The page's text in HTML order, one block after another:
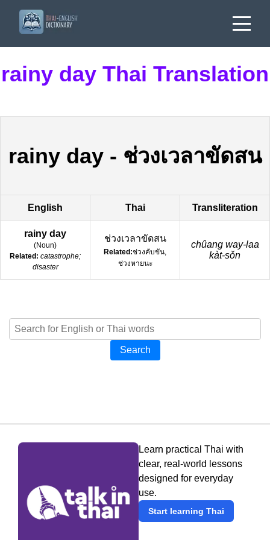
rainy day Thai Translation
rainy day- ช่วงเวลาขัดสน
English Thai Transliteration
rainy day
(Noun)
Related: catastrophe;
disaster
ช่วงเวลาขัดสน
Related:ช่วงคับขัน,
ช่วงหายนะ
chûang way-laa
kàt-sǒn
Search
Learn practical Thai with
clear, real-world lessons
designed for everyday
use.
Start learning Thai